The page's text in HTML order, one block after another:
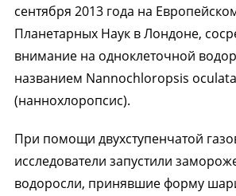
сентября 2013 года на
Планетарных Наук в Лондоне,
внимание на одноклеточной
названием Nannochloropsis oculatа
(наннохлоропсис).
При помощи двухступенчатой
исследователи запустили
водоросли, принявшие форму